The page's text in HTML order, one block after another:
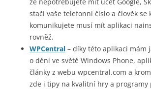
stačí vaše telefonní číslo a člověk se
komunikujete musí mít aplikaci
rovněž.
WPCentral – díky této aplikaci mám
o dění ve světě Windows Phone,
články z webu wpcentral.com a
zde i tipy na kvalitní hry a programy